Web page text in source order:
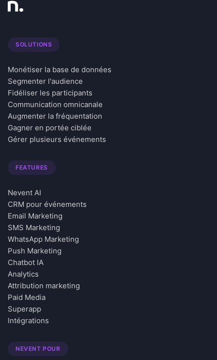
SOLUTIONS
Monétiser la base de données
Segmenter l'audience
Fidéliser les participants
Communication omnicanale
Augmenter la fréquentation
Gagner en portée ciblée
Gérer plusieurs événements
FEATURES
Nevent AI
CRM pour événements
Email Marketing
SMS Marketing
WhatsApp Marketing
Push Marketing
Chatbot IA
Analytics
Attribution marketing
Paid Media
Superapp
Intégrations
NEVENT POUR